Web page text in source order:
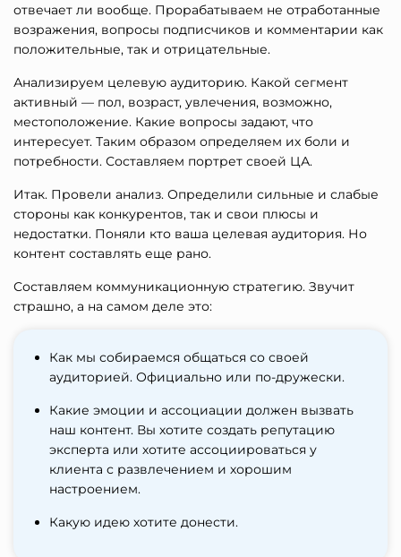
отвечает ли вообще. Прорабатываем не отработанные
возражения, вопросы подписчиков и комментарии как
положительные, так и отрицательные.
Анализируем целевую аудиторию. Какой сегмент
активный — пол, возраст, увлечения, возможно,
местоположение. Какие вопросы задают, что
интересует. Таким образом определяем их боли и
потребности. Составляем портрет своей ЦА.
Итак. Провели анализ. Определили сильные и слабые
стороны как конкурентов, так и свои плюсы и
недостатки. Поняли кто ваша целевая аудитория. Но
контент составлять еще рано.
Составляем коммуникационную стратегию. Звучит
страшно, а на самом деле это:
Как мы собираемся общаться со своей
аудиторией. Официально или по-дружески.
Какие эмоции и ассоциации должен вызвать
наш контент. Вы хотите создать репутацию
эксперта или хотите ассоциироваться у
клиента с развлечением и хорошим
настроением.
Какую идею хотите донести.